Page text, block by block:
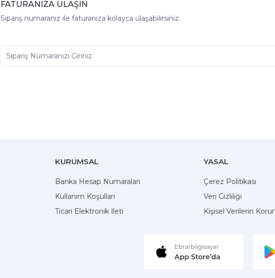
FATURANIZA ULAŞIN
Sipariş numaranız ile faturanıza kolayca ulaşabilirsiniz.
KURUMSAL YASAL
Banka Hesap Numaraları
Çerez Politikası
Kullanım Koşulları
Veri Gizliliği
Ticari Elektronik İleti Kişisel Verilerin